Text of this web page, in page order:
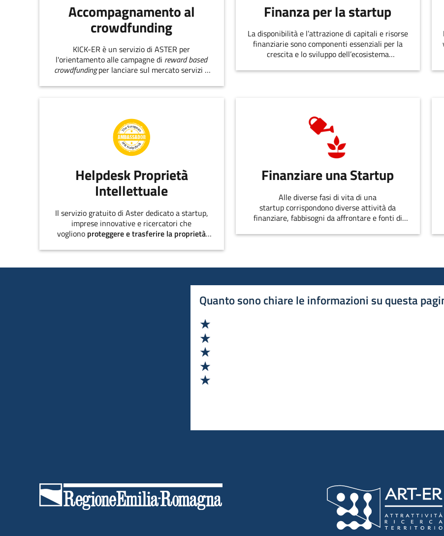
Accompagnamento al
crowdfunding
KICK-ER è un servizio di ASTER per
l'orientamento alle campagne di reward based
crowdfundingper lanciare sul mercato servizi e
Finanza per la startup
La disponibilità e l’attrazione di capitali e risorse
finanziarie sono componenti essenziali per la
crescita e lo sviluppo dell’ecosistema
Helpdesk Proprietà
Intellettuale
Il servizio gratuito di Aster dedicato a startup,
imprese innovative e ricercatori che
vogliono proteggere e trasferire la proprietà
Finanziare una Startup
Alle diverse fasi di vita di una
startup corrispondono diverse attività da
finanziare, fabbisogni da affrontare e fonti di
Quanto sono chiare le informazioni su questa